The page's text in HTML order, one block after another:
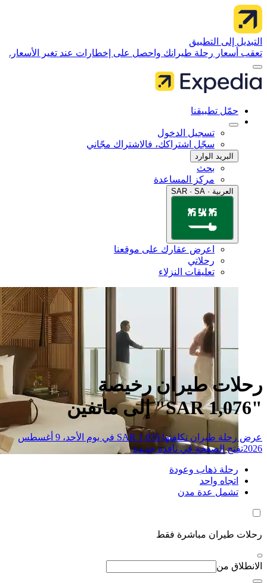
إلى التطبيق
رحلة طيرانك واحصل على إخطارات عند تغير الأسعار.
تطبيقنا
تسجيل الدخول
سجّل اشتراكك، فالاشتراك مجّاني
البريد الوارد
مركز المساعدة
اعرض عقارك على موقعنا
رحلاتي
تعليقات النزلاء
طيران رخيصة
عرض رحلة طيران تكلفتها SAR 1,076 في يوم الأحد، 9 أغسطس
الصفحة في نافذة جديدة
ذهاب وعودة
واحد
عدة مدن
طيران مباشرة فقط
من